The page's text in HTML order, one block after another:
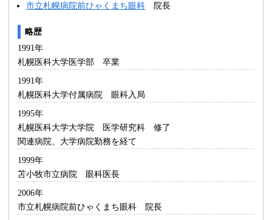
市立札幌病院前ひゃくまち眼科 院長
略歴
1991年
札幌医科大学医学部 卒業
1991年
札幌医科大学付属病院 眼科入局
1995年
札幌医科大学大学院 医学研究科 修了
関連病院、大学病院勤務を経て
1999年
苫小牧市立病院 眼科医長
2006年
市立札幌病院前ひゃくまち眼科 院長